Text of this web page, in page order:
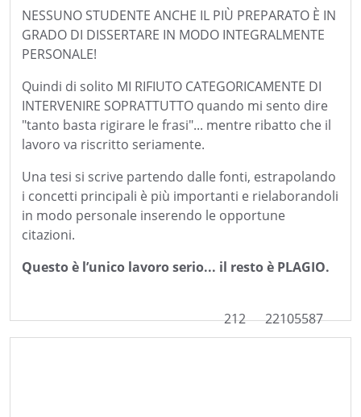
NESSUNO STUDENTE ANCHE IL PIÙ PREPARATO È IN
GRADO DI DISSERTARE IN MODO INTEGRALMENTE
PERSONALE!
Quindi di solito MI RIFIUTO CATEGORICAMENTE DI
INTERVENIRE SOPRATTUTTO quando mi sento dire
"tanto basta rigirare le frasi"... mentre ribatto che il
lavoro va riscritto seriamente.
Una tesi si scrive partendo dalle fonti, estrapolando
i concetti principali è più importanti e rielaborandoli
in modo personale inserendo le opportune
citazioni.
Questo è l’unico lavoro serio... il resto è PLAGIO.
22105587
212